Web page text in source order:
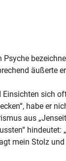
äußerte
Einsichten sich
habe er
aus
hindeutet:
mein Stolz